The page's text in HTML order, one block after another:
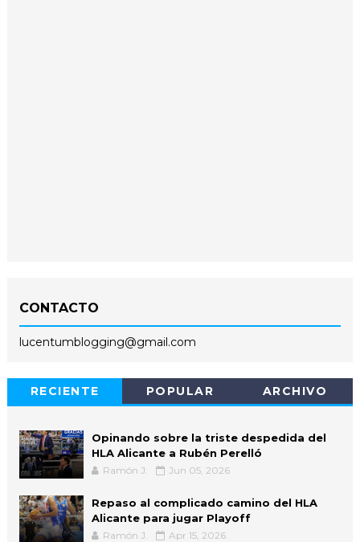
CONTACTO
lucentumblogging@gmail.com
RECIENTE POPULAR ARCHIVO
Opinando sobre la triste despedida del
HLA Alicante a Rubén Perelló
Ramón J. Jun 05, 2026
Repaso al complicado camino del HLA
Alicante para jugar Playoff
Ramón J. Apr 15, 2026